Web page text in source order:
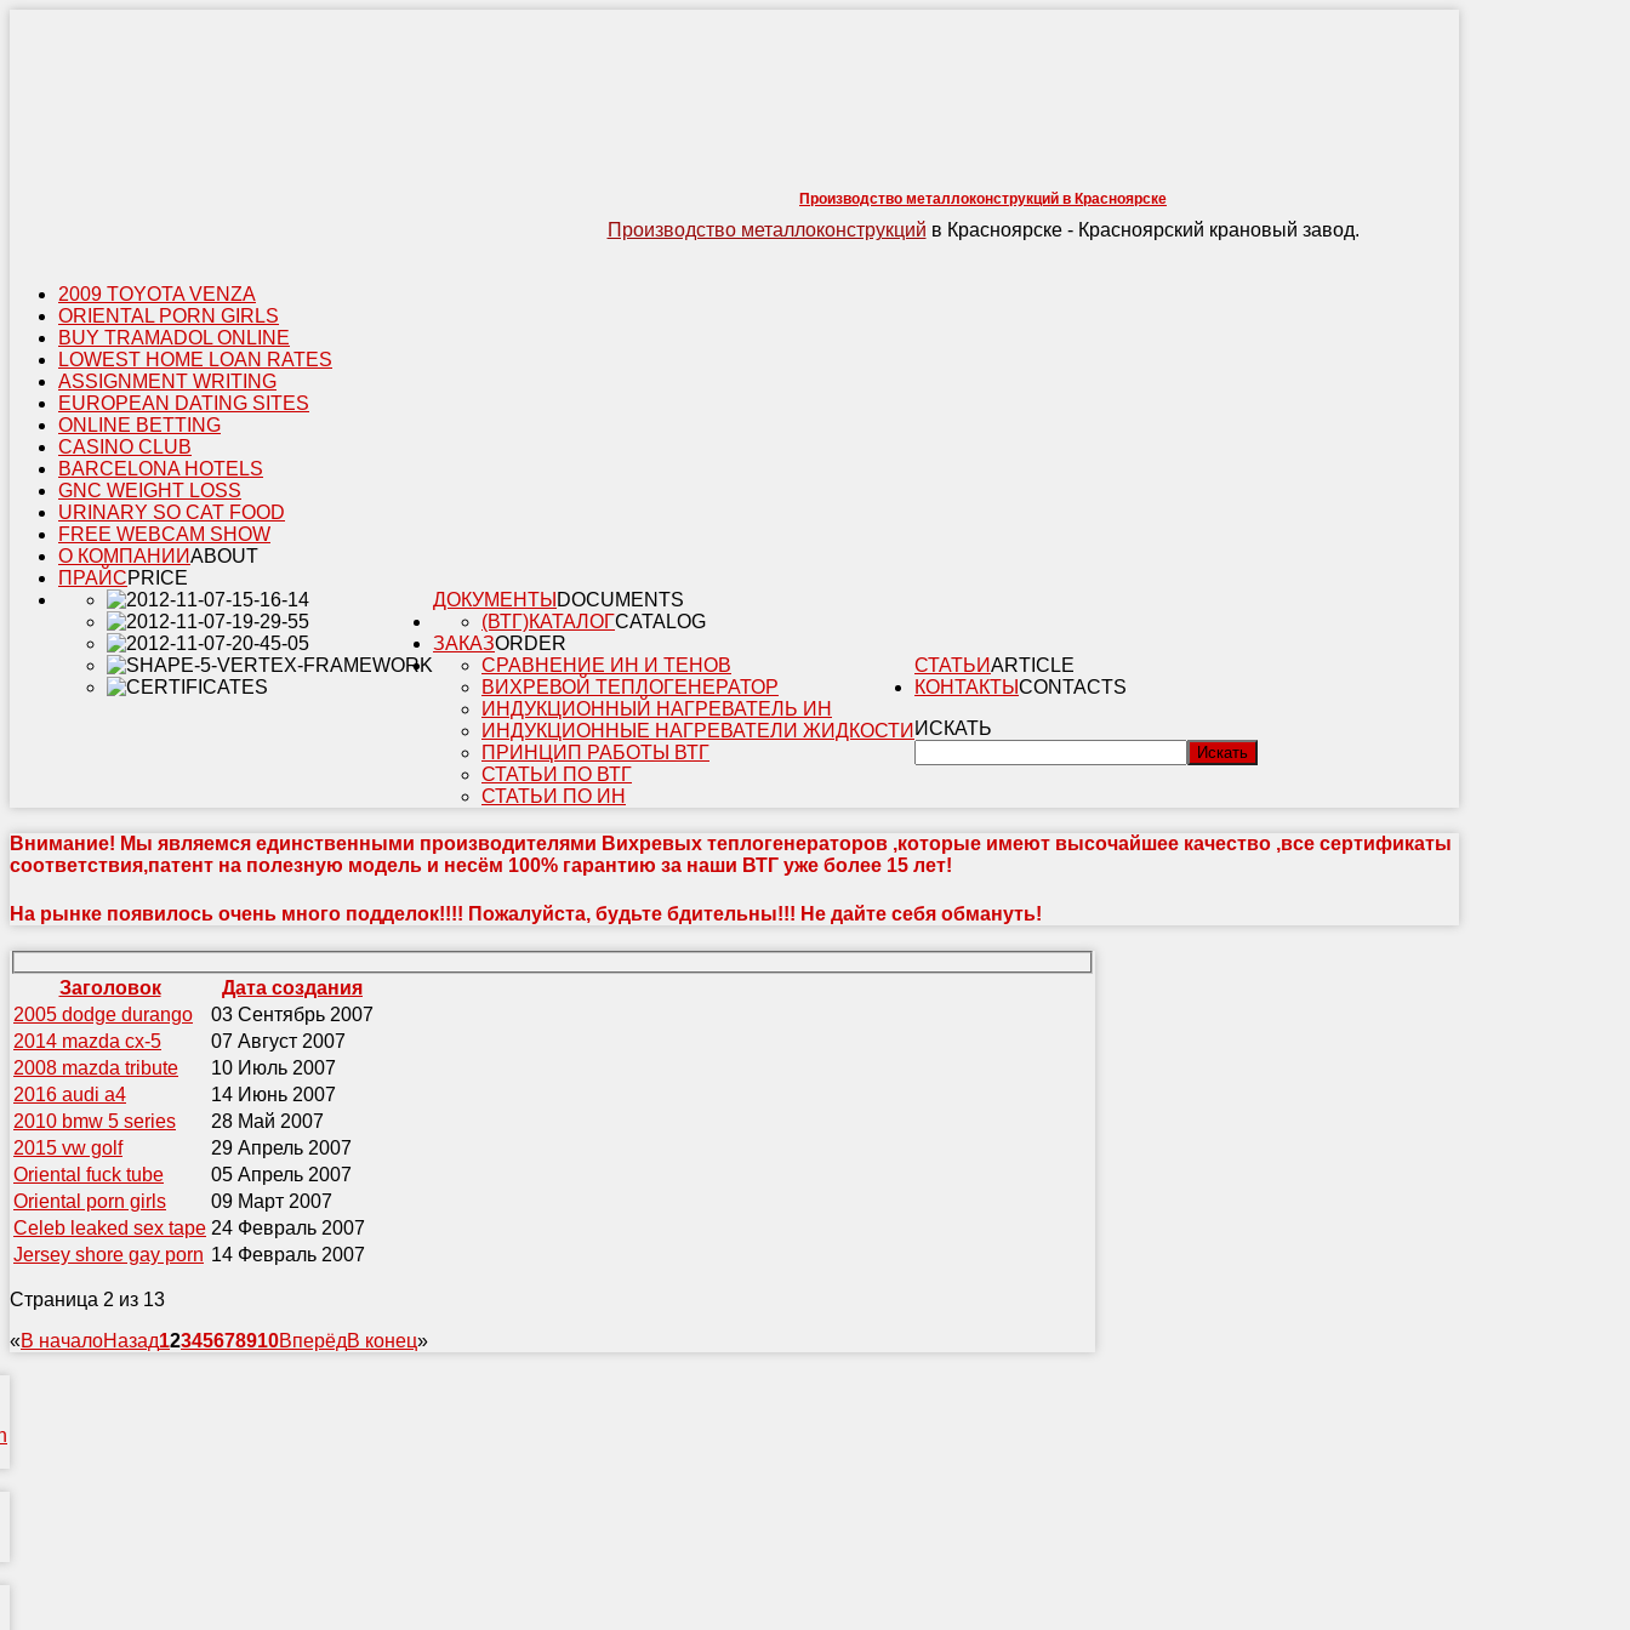
Производство металлоконструкций в Красноярске
Производство металлоконструкций в Красноярске - Красноярский крановый завод.
2009 TOYOTA VENZA
ORIENTAL PORN GIRLS
BUY TRAMADOL ONLINE
LOWEST HOME LOAN RATES
ASSIGNMENT WRITING
EUROPEAN DATING SITES
ONLINE BETTING
CASINO CLUB
BARCELONA HOTELS
GNC WEIGHT LOSS
URINARY SO CAT FOOD
FREE WEBCAM SHOW
О КОМПАНИИABOUT
ПРАЙСPRICE
ДОКУМЕНТЫ DOCUMENTS
КАТАЛОГCATALOG
(ВТГ)
ЗАКАЗORDER
СТАТЬИARTICLE
СРАВНЕНИЕ ИН И ТЕНОВ
ВИХРЕВОЙ ТЕПЛОГЕНЕРАТОР
ИНДУКЦИОННЫЙ НАГРЕВАТЕЛЬ ИН
ИНДУКЦИОННЫЕ НАГРЕВАТЕЛИ ЖИДКОСТИ
ПРИНЦИП РАБОТЫ ВТГ
СТАТЬИ ПО ВТГ
СТАТЬИ ПО ИН
КОНТАКТЫ CONTACTS
ИСКАТЬ
Искать
Внимание! Мы являемся единственными производителями Вихревых теплогенераторов ,которые имеют высочайшее качество ,все сертификаты
соответствия,патент на полезную модель и несём 100% гарантию за наши ВТГ уже более 15 лет!
На рынке появилось очень много подделок!!!! Пожалуйста, будьте бдительны!!! Не дайте себя обмануть!
Заголовок
Дата создания
2005 dodge durango
03 Сентябрь 2007
2014 mazda cx-5
07 Август 2007
2008 mazda tribute
10 Июль 2007
2016 audi a4
14 Июнь 2007
2010 bmw 5 series
28 Май 2007
2015 vw golf
29 Апрель 2007
Oriental fuck tube
05 Апрель 2007
Oriental porn girls
09 Март 2007
Celeb leaked sex tape 24 Февраль 2007
Jersey shore gay porn 14 Февраль 2007
Страница 2 из 13
«В началоНазад12345678910ВперёдВ конец»